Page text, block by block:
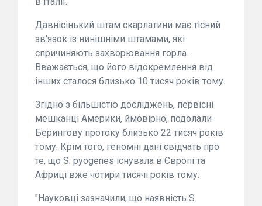
Давнісінький штам скарлатини має тісний
зв'язок із нинішніми штамами, які
спричиняють захворювання горла.
Вважається, що його відокремлення від
інших сталося близько 10 тисяч років тому.
Згідно з більшістю досліджень, первісні
мешканці Америки, ймовірно, подолали
Берингову протоку близько 22 тисяч років
тому. Крім того, геномні дані свідчать про
те, що S. pyogenes існувала в Європі та
Африці вже чотири тисячі років тому.
"Науковці зазначили, що наявність S.